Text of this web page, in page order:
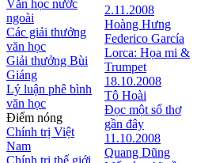
Văn học nước
ngoài
Các giải thưởng
văn học
Giải thưởng Bùi
Giáng
Lý luận phê bình
văn học
Điểm nóng
Chính trị Việt
Nam
Chính trị thế giới
2.11.2008
Hoàng Hưng
Federico García
Lorca: Họa mi &
Trumpet
18.10.2008
Tô Hoài
Đọc một số thơ
gần đây
11.10.2008
Quang Dũng